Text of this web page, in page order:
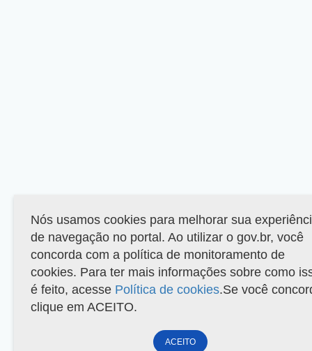
Nós usamos cookies para melhorar sua
de navegação no portal. Ao utilizar o gov.br, você
concorda com a política de monitoramento de
cookies. Para ter mais informações sobre como
é feito, acesse Política de cookies.Se você
clique em ACEITO.
ACEITO